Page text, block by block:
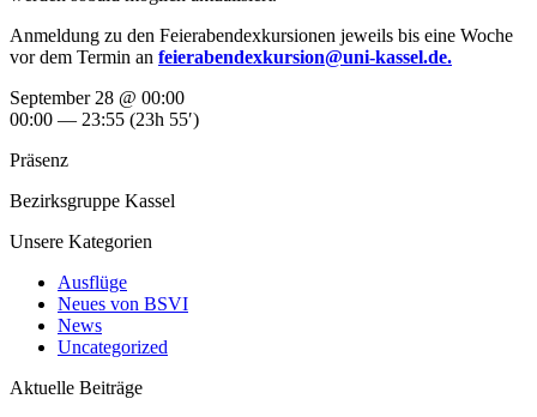
Anmeldung zu den Feierabendexkursionen jeweils bis eine Woche
vor dem Termin an feierabendexkursion@uni-kassel.de.
September 28 @ 00:00
00:00 — 23:55 (23h 55′)
Präsenz
Bezirksgruppe Kassel
Unsere Kategorien
Ausflüge
Neues von BSVI
News
Uncategorized
Aktuelle Beiträge